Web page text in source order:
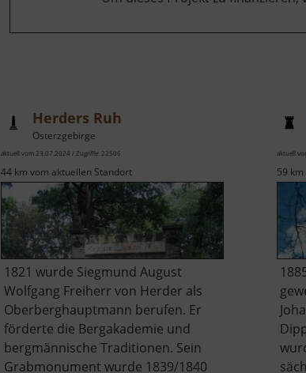
Herders Ruh
Osterzgebirge
aktuell vom 23.07.2024 / Zugriffe: 22506
44 km vom aktuellen Standort
1821 wurde Siegmund August
Wolfgang Freiherr von Herder als
Oberberghauptmann berufen. Er
förderte die Bergakademie und
bergmännische Traditionen. Sein
Grabmonument wurde 1839/1840
aktuell
59